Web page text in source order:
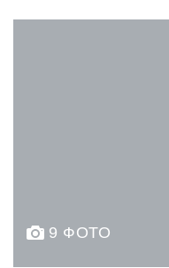
9 ФОТО